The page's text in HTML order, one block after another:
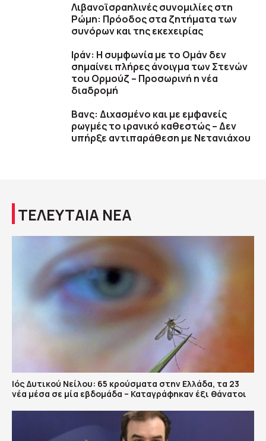
Λιβανοϊσραηλινές συνομιλίες στη
Ρώμη: Πρόοδος στα ζητήματα των
συνόρων και της εκεχειρίας
Ιράν: Η συμφωνία με το Ομάν δεν
σημαίνει πλήρες άνοιγμα των Στενών
του Ορμούζ – Προσωρινή η νέα
διαδρομή
Βανς: Διχασμένο και με εμφανείς
ρωγμές το ιρανικό καθεστώς – Δεν
υπήρξε αντιπαράθεση με Νετανιάχου
ΤΕΛΕΥΤΑΙΑ ΝΕΑ
Ιός Δυτικού Νείλου: 65 κρούσματα στην Ελλάδα, τα 23
νέα μέσα σε μία εβδομάδα – Καταγράφηκαν έξι θάνατοι